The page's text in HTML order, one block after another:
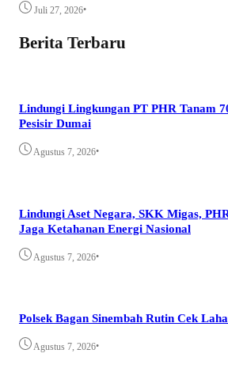
Juli 27, 2026•
Berita Terbaru
Lindungi Lingkungan PT PHR Tanam
Pesisir Dumai
Agustus 7, 2026•
Lindungi Aset Negara, SKK Migas,
Jaga Ketahanan Energi Nasional
Agustus 7, 2026•
Polsek Bagan Sinembah Rutin Cek
Agustus 7, 2026•